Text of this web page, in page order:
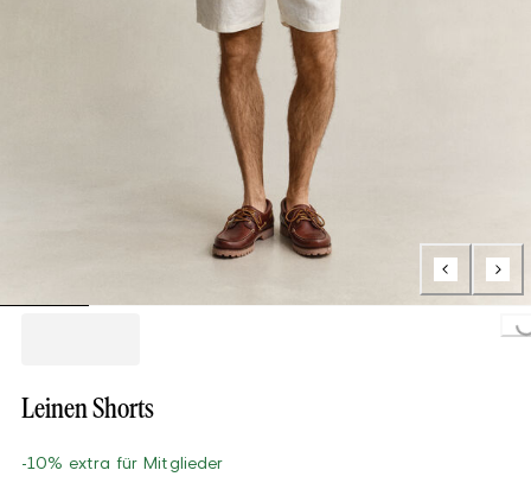
Loading...
Leinen Shorts
-10% extra für Mitglieder